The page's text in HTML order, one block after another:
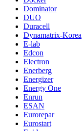
Dominator
DUO
Duracell
Dynamatrix-Korea
E-lab
Edcon
Electron
Enerberg
Energizer
Energy One
Enrun
ESAN
Eurorepar
Eurostart